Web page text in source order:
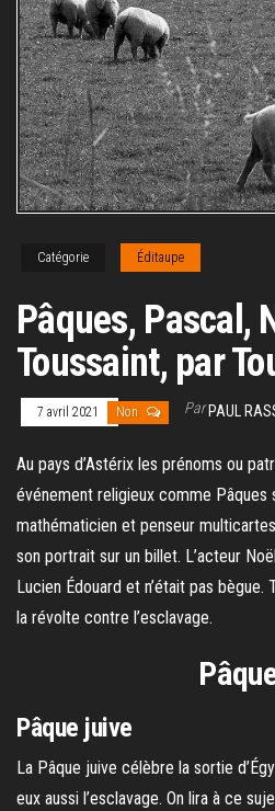
Catégorie Éditaupe
Pâques, Pascal,
Toussaint, par
7 avril 2021 Non ParPAUL
Au pays d’Astérix les prénoms ou
événement religieux comme Pâques
mathématicien et penseur
son portrait sur un billet. L’acteur
Lucien Édouard et n’était pas bègue.
la révolte contre l’esclavage.
Pâque juive
La Pâque juive célèbre la sortie
eux aussi l’esclavage. On lira à ce